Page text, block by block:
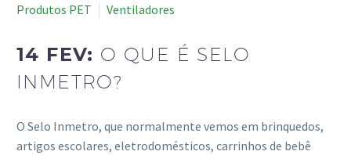
Produtos PET Ventiladores
14 FEV: O QUE É SELO
INMETRO?
O Selo Inmetro, que normalmente vemos em brinquedos,
artigos escolares, eletrodomésticos, carrinhos de bebê